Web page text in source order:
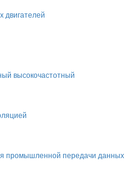
двигателей
высокочастотный
промышленной передачи данных